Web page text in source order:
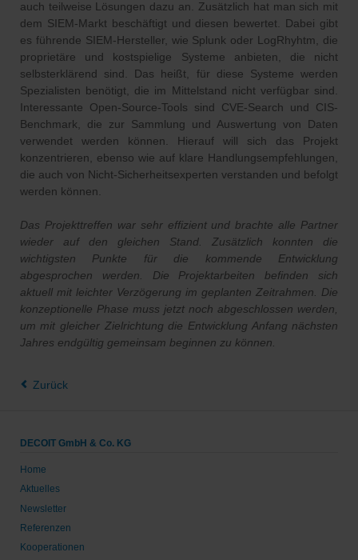
auch teilweise Lösungen dazu an. Zusätzlich hat man sich mit
dem SIEM-Markt beschäftigt und diesen bewertet. Dabei gibt
es führende SIEM-Hersteller, wie Splunk oder LogRhyhtm, die
proprietäre und kostspielige Systeme anbieten, die nicht
selbsterklärend sind. Das heißt, für diese Systeme werden
Spezialisten benötigt, die im Mittelstand nicht verfügbar sind.
Interessante Open-Source-Tools sind CVE-Search und CIS-
Benchmark, die zur Sammlung und Auswertung von Daten
verwendet werden können. Hierauf will sich das Projekt
konzentrieren, ebenso wie auf klare Handlungsempfehlungen,
die auch von Nicht-Sicherheitsexperten verstanden und befolgt
werden können.
Das Projekttreffen war sehr effizient und brachte alle Partner
wieder auf den gleichen Stand. Zusätzlich konnten die
wichtigsten Punkte für die kommende Entwicklung
abgesprochen werden. Die Projektarbeiten befinden sich
aktuell mit leichter Verzögerung im geplanten Zeitrahmen. Die
konzeptionelle Phase muss jetzt noch abgeschlossen werden,
um mit gleicher Zielrichtung die Entwicklung Anfang nächsten
Jahres endgültig gemeinsam beginnen zu können.
Zurück
DECOIT GmbH & Co. KG
Home
Aktuelles
Newsletter
Referenzen
Kooperationen